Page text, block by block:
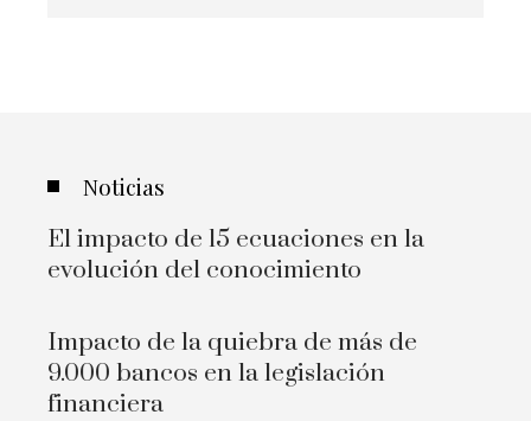
Noticias
El impacto de 15 ecuaciones en la
evolución del conocimiento
Impacto de la quiebra de más de
9.000 bancos en la legislación
financiera